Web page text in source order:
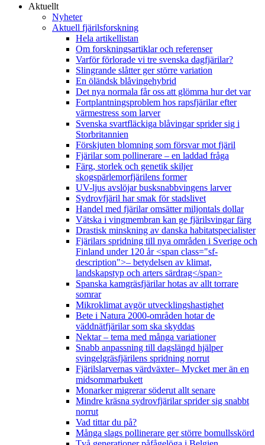
Aktuellt
Nyheter
Aktuell fjärilsforskning
Hela artikellistan
Om forskningsartiklar och referenser
Varför förlorade vi tre svenska dagfjärilar?
Slingrande slåtter ger större variation
En öländsk blåvingehybrid
Det nya normala får oss att glömma hur det var
Fortplantningsproblem hos rapsfjärilar efter
värmestress som larver
Svenska svartfläckiga blåvingar sprider sig i
Storbritannien
Förskjuten blomning som försvar mot fjäril
Fjärilar som pollinerare – en laddad fråga
Färg, storlek och genetik skiljer
skogspärlemorfjärilens former
UV-ljus avslöjar busksnabbvingens larver
Sydrovfjäril har smak för stadslivet
Handel med fjärilar omsätter miljontals dollar
Vätska i vingmembran kan ge fjärilsvingar färg
Drastisk minskning av danska habitatspecialister
Fjärilars spridning till nya områden i Sverige och
Finland under 120 år <span class="sf-
description">– betydelsen av klimat,
landskapstyp och arters särdrag</span>
Spanska kamgräsfjärilar hotas av allt torrare
somrar
Mikroklimat avgör utvecklingshastighet
Bete i Natura 2000-områden hotar de
väddnätfjärilar som ska skyddas
Nektar – tema med många variationer
Snabb anpassning till dagslängd hjälper
svingelgräsfjärilens spridning norrut
Fjärilslarvernas värdväxter– Mycket mer än en
midsommarbukett
Monarker migrerar söderut allt senare
Mindre kräsna sydrovfjärilar sprider sig snabbt
norrut
Vad tittar du på?
Många slags pollinerare ger större bomullsskörd